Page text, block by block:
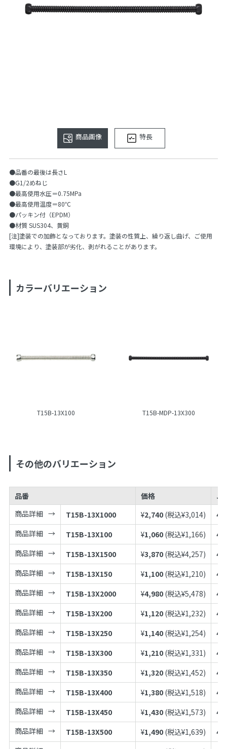
商品画像 特長
●品番の最後は長さL
●G1/2めねじ
●最高使用水圧＝0.75MPa
●最高使用温度＝80℃
●パッキン付（EPDM）
●材質 SUS304、黄銅
[注]塗装での加飾となっております。塗装の性質上、繰り返し曲げ、ご使用
環境により、塗装部が劣化、剥がれることがあります。
カラーバリエーション
T15B-13X100 T15B-MDP-13X300
その他のバリエーション
品番 価格
商品詳細
T15B-13X1000 ¥2,740 (税込¥3,014)
商品詳細
T15B-13X100 ¥1,060 (税込¥1,166)
商品詳細
T15B-13X1500 ¥3,870 (税込¥4,257)
商品詳細
T15B-13X150 ¥1,100 (税込¥1,210)
商品詳細
T15B-13X2000 ¥4,980 (税込¥5,478)
商品詳細
T15B-13X200 ¥1,120 (税込¥1,232)
商品詳細
T15B-13X250 ¥1,140 (税込¥1,254)
商品詳細
T15B-13X300 ¥1,210 (税込¥1,331)
商品詳細
T15B-13X350 ¥1,320 (税込¥1,452)
商品詳細
T15B-13X400 ¥1,380 (税込¥1,518)
商品詳細
T15B-13X450 ¥1,430 (税込¥1,573)
商品詳細
T15B-13X500 ¥1,490 (税込¥1,639)